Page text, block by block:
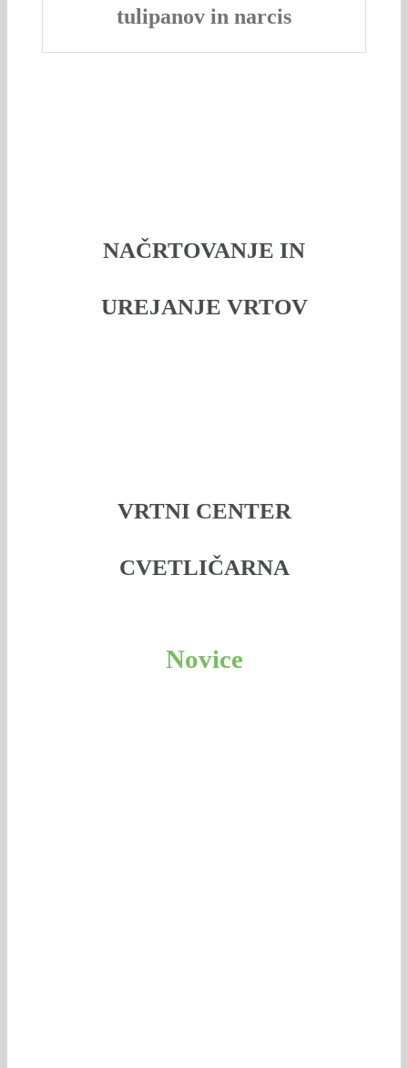
tulipanov in narcis
NAČRTOVANJE IN
UREJANJE VRTOV
VRTNI CENTER
CVETLIČARNA
Novice